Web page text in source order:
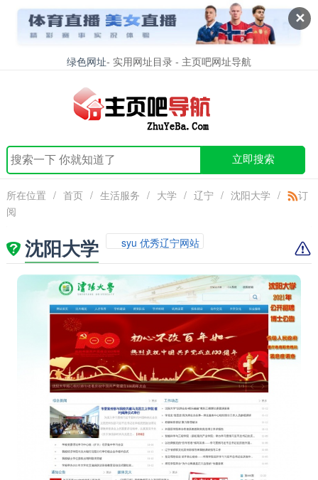
✕
绿色网址- 实用网址目录 - 主页吧网址导航
立即搜索
所在位置 / 首页 / 生活服务 / 大学 / 辽宁 / 沈阳大学 /
订
阅
沈阳大学 syu 优秀辽宁网站